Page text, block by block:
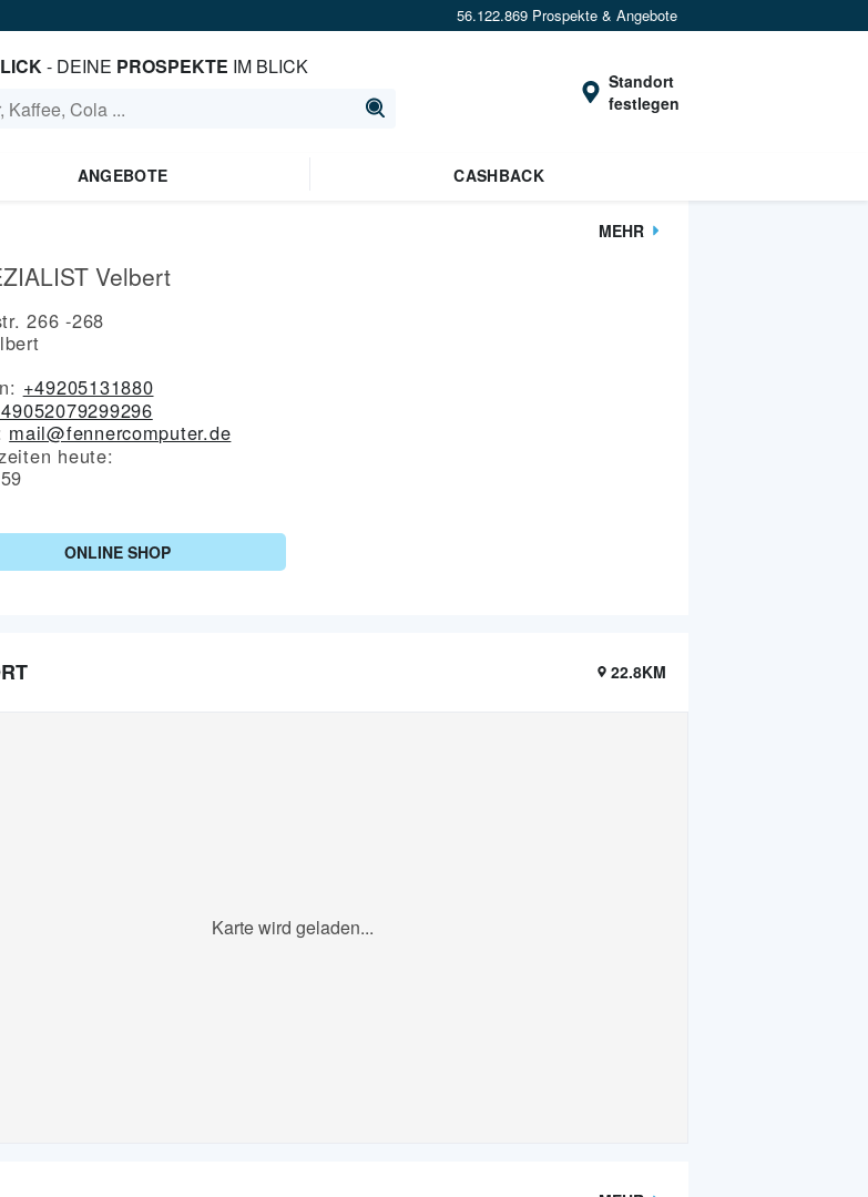
56.122.869 Prospekte & Angebote
- DEINE PROSPEKTE IM BLICK
Standort
festlegen
ANGEBOTE CASHBACK
MEHR
Velbert
266 -268
+49205131880
mail@fennercomputer.de
heute:
ONLINE SHOP
22.8KM
Karte wird geladen...